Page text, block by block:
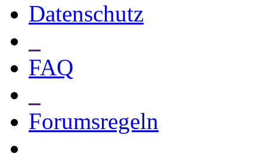
Datenschutz
FAQ
Forumsregeln